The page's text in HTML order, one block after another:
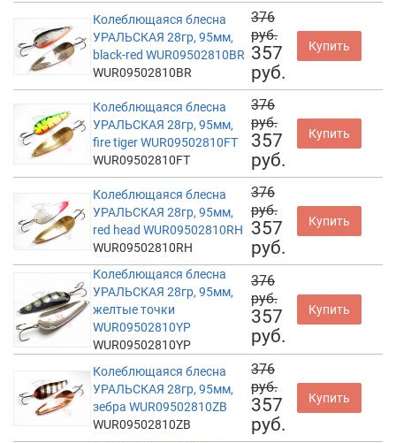
Колеблющаяся блесна
УРАЛЬСКАЯ 28гр, 95мм,
black-red WUR09502810BR
WUR09502810BR
376
руб.
357
руб.
Купить
Колеблющаяся блесна
УРАЛЬСКАЯ 28гр, 95мм,
fire tiger WUR09502810FT
WUR09502810FT
376
руб.
357
руб.
Купить
Колеблющаяся блесна
УРАЛЬСКАЯ 28гр, 95мм,
red head WUR09502810RH
WUR09502810RH
376
руб.
357
руб.
Купить
Колеблющаяся блесна
УРАЛЬСКАЯ 28гр, 95мм,
желтые точки
WUR09502810YP
WUR09502810YP
376
руб.
357
руб.
Купить
Колеблющаяся блесна
УРАЛЬСКАЯ 28гр, 95мм,
зебра WUR09502810ZB
WUR09502810ZB
376
руб.
357
руб.
Купить